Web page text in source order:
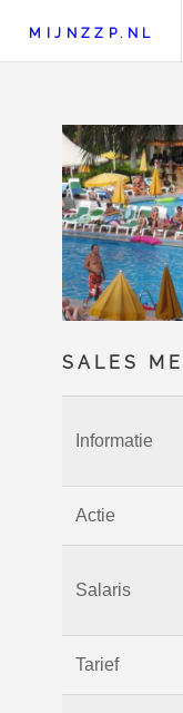
SALES
Informatie
Actie
Salaris
Tarief
MIJNZZP.NL